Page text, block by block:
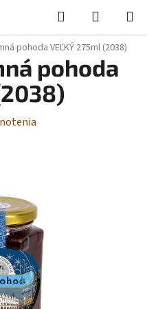
Hľadať
KOŠÍK
pohoda VEĽKÝ 275ml (2038)
pohoda